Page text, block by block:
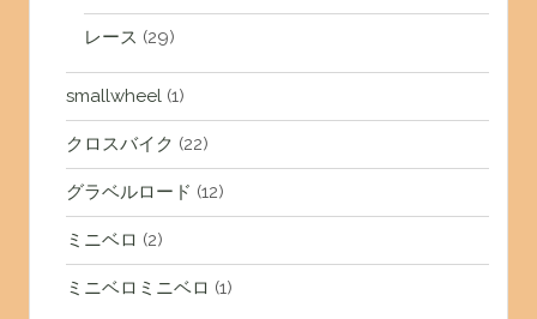
レース (29)
smallwheel(1)
クロスバイク (22)
グラベルロード (12)
ミニベロ (2)
ミニベロミニベロ (1)